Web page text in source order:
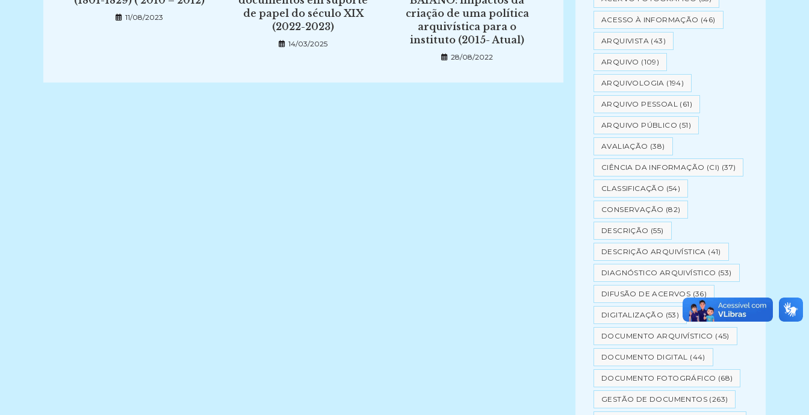
11/08/2023
de papel do século XIX
(2022-2023)
14/03/2025
criação de uma política
arquivística para o
instituto (2015- Atual)
28/08/2022
ACESSO À INFORMAÇÃO (46)
ARQUIVISTA (43)
ARQUIVO (109)
ARQUIVOLOGIA (194)
ARQUIVO PESSOAL (61)
ARQUIVO PÚBLICO (51)
AVALIAÇÃO (38)
CIÊNCIA DA INFORMAÇÃO (CI) (37)
CLASSIFICAÇÃO (54)
CONSERVAÇÃO (82)
DESCRIÇÃO (55)
DESCRIÇÃO ARQUIVÍSTICA (41)
DIAGNÓSTICO ARQUIVÍSTICO (53)
DIFUSÃO DE ACERVOS (36)
DIGITALIZAÇÃO (53)
DOCUMENTO ARQUIVÍSTICO (45)
DOCUMENTO DIGITAL (44)
DOCUMENTO FOTOGRÁFICO (68)
GESTÃO DE DOCUMENTOS (263)